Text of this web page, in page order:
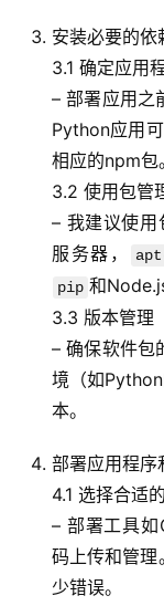
安装必要的依
3.1 确定应用
– 部署应用之
Python应用
相应的npm包。
3.2 使用包管
– 我建议使
服务器，
pip 和
3.3 版本管理
– 确保软件包
境（如
本。
部署应用程序
4.1 选择合适
– 部署工具
码上传和管理
少错误。